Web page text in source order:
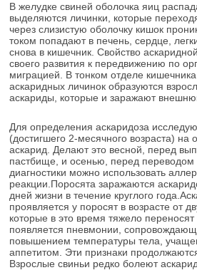
В желудке свиней оболочка яиц
выделяются личинки, которые
через слизистую оболочку кишок
током попадают в печень, сердце,
снова в кишечник. Свойство
своего развития к передвижению по
миграцией. В тонком отделе
аскаридных личинок образуются
аскариды, которые и заражают
Для определения аскаридоза
(достигшего 2-месячного возраста) на
аскарид. Делают это весной, перед
пастбище, и осенью, перед
диагностики можно использовать
реакции.Поросята заражаются
дней жизни в течение круглого
проявляется у поросят в возрасте от
которые в это время тяжело
появляется пневмонии,
повышением температуры тела,
аппетитом. Эти признаки
Взрослые свиньи редко болеют